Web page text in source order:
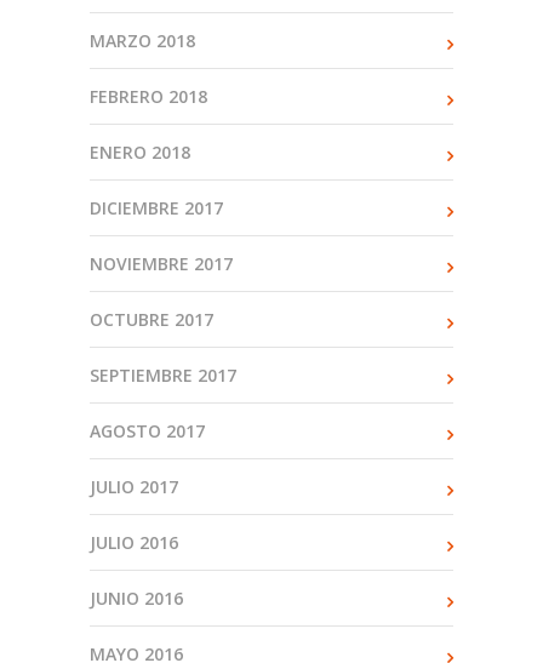
MARZO 2018
FEBRERO 2018
ENERO 2018
DICIEMBRE 2017
NOVIEMBRE 2017
OCTUBRE 2017
SEPTIEMBRE 2017
AGOSTO 2017
JULIO 2017
JULIO 2016
JUNIO 2016
MAYO 2016